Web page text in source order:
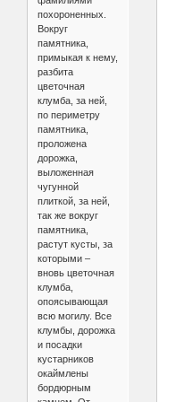
похороненных.
Вокруг
памятника,
примыкая к нему,
разбита
цветочная
клумба, за ней,
по периметру
памятника,
проложена
дорожка,
выложенная
чугунной
плиткой, за ней,
так же вокруг
памятника,
растут кусты, за
которыми –
вновь цветочная
клумба,
опоясывающая
всю могилу. Все
клумбы, дорожка
и посадки
кустарников
окаймлены
бордюрным